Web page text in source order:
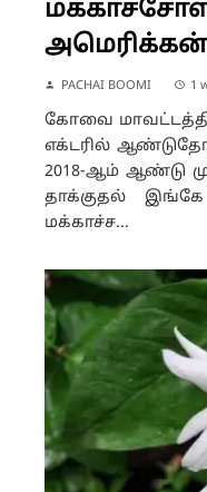
அமெரிக்கன்
PACHAI BOOMI 1
கோவை
எக்டரில்
2018-ஆம் ஆண்டு
தாக்குதல் இங்கே
மக்காச்ச...